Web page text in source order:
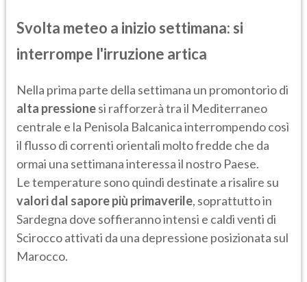
Svolta meteo a inizio settimana: si
interrompe l'irruzione artica
Nella prima parte della settimana un promontorio di
alta pressionesi rafforzerà tra il Mediterraneo
centrale e la Penisola Balcanica interrompendo così
il flusso di correnti orientali molto fredde che da
ormai una settimana interessa il nostro Paese.
Le temperature sono quindi destinate a risalire su
valori dal sapore più primaverile, soprattutto in
Sardegna dove soffieranno intensi e caldi venti di
Scirocco attivati da una depressione posizionata sul
Marocco.